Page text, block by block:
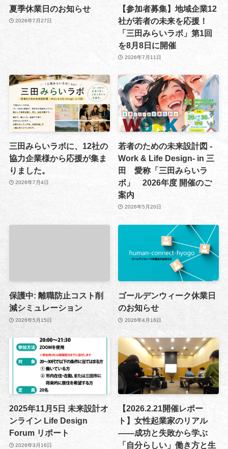
夏季休業日のお知らせ
2026年7月27日
【参加者募集】地域企業12
社が若者の未来を応援！
「三田みらいラボ」第1回
を8月8日に開催
2026年7月11日
三田みらいラボに、12社の
協力企業様から応援が集ま
りました。
2026年7月4日
若者のための未来設計図 -
Work & Life Design- in 三
田 愛称「三田みらいラ
ボ」 2026年度 開催のご
案内
2026年5月20日
保護中: 離職防止コスト削
減シミュレーション
2026年5月15日
ゴールデンウィーク休業日
のお知らせ
2026年4月16日
2025年11月5日 未来設計オ
ンライン Life Design
Forum リポート
2026年3月16日
【2026.2.21開催レポー
ト】女性起業家のリアル
——成功と失敗から学ぶ
「自分らしい」働き方と生